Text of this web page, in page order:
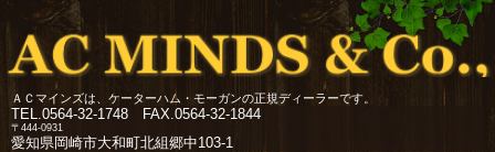
ＡＣマインズは、ケーターハム・モーガンの正規ディーラーです。
TEL.0564-32-1748 FAX.0564-32-1844
〒444-0931
愛知県岡崎市大和町北組郷中103-1